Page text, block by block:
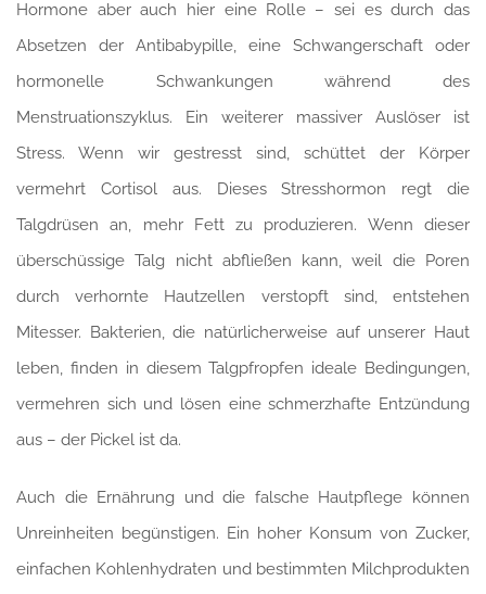
Hormone aber auch hier eine Rolle – sei es durch das
Absetzen der Antibabypille, eine Schwangerschaft oder
hormonelle Schwankungen während des
Menstruationszyklus. Ein weiterer massiver Auslöser ist
Stress. Wenn wir gestresst sind, schüttet der Körper
vermehrt Cortisol aus. Dieses Stresshormon regt die
Talgdrüsen an, mehr Fett zu produzieren. Wenn dieser
überschüssige Talg nicht abfließen kann, weil die Poren
durch verhornte Hautzellen verstopft sind, entstehen
Mitesser. Bakterien, die natürlicherweise auf unserer Haut
leben, finden in diesem Talgpfropfen ideale Bedingungen,
vermehren sich und lösen eine schmerzhafte Entzündung
aus – der Pickel ist da.
Auch die Ernährung und die falsche Hautpflege können
Unreinheiten begünstigen. Ein hoher Konsum von Zucker,
einfachen Kohlenhydraten und bestimmten Milchprodukten